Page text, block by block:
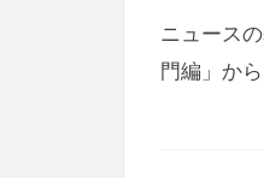
ニュース
門編」か